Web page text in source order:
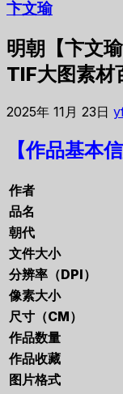
卞文瑜
明朝【卞文
TIF大图素材
2025年 11月 23日
【作品基本信
作者
品名
朝代
文件大小
分辨率（DPI）
像素大小
尺寸（CM）
作品数量
作品收藏
图片格式